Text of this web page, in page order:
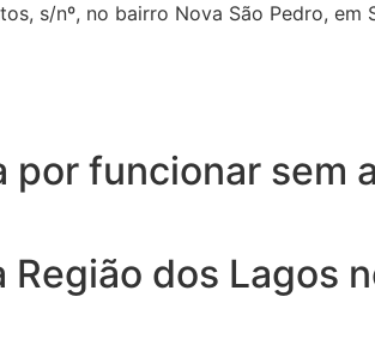
s/nº, no bairro Nova São Pedro, em
funcionar sem
Região dos Lagos